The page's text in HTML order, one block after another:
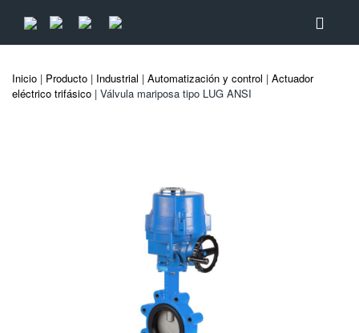
Inicio | Producto | Industrial | Automatización y control | Actuador
eléctrico trifásico | Válvula mariposa tipo LUG ANSI